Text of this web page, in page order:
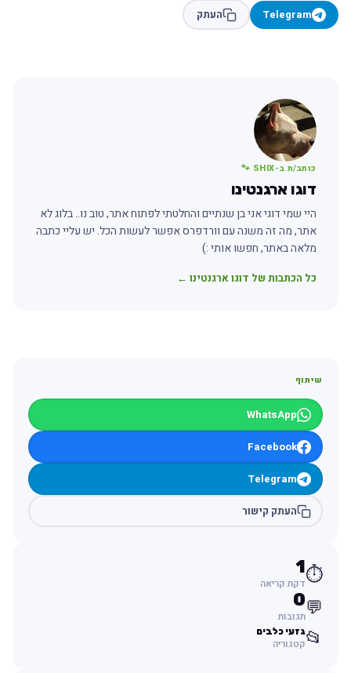
Telegram
העתק
כותב/ת ב-SHIX 🐾
דוגו ארגנטינו
היי שמי דוגי אני בן שנתיים והחלטתי לפתוח אתר, טוב נו.. בלוג לא
אתר, מה זה משנה עם וורדפרס אפשר לעשות הכל. יש עליי כתבה
מלאה באתר, חפשו אותי :)
כל הכתבות של דוגו ארגנטינו ←
שיתוף
WhatsApp
Facebook
Telegram
העתק קישור
⏱️
1
דקת קריאה
💬
0
תגובות
📂גזעי כלבים
קטגוריה